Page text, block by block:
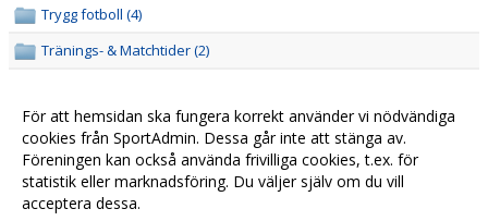
Trygg fotboll (4)
Tränings- & Matchtider (2)
Årsmöteshandlingar
Äldre årsmötesprotokoll (10)
För att hemsidan ska fungera korrekt använder vi nödvändiga
cookies från SportAdmin. Dessa går inte att stänga av.
Föreningen kan också använda frivilliga cookies, t.ex. för
statistik eller marknadsföring. Du väljer själv om du vill
acceptera dessa.